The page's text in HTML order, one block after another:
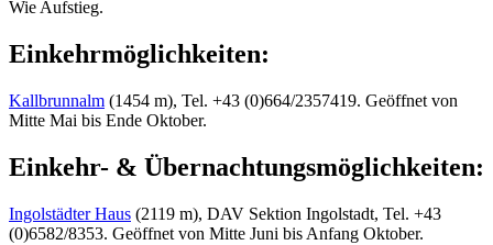
Wie Aufstieg.
Einkehrmöglichkeiten:
Kallbrunnalm (1454 m), Tel. +43 (0)664/2357419. Geöffnet von
Mitte Mai bis Ende Oktober.
Einkehr- & Übernachtungsmöglichkeiten:
Ingolstädter Haus (2119 m), DAV Sektion Ingolstadt, Tel. +43
(0)6582/8353. Geöffnet von Mitte Juni bis Anfang Oktober.